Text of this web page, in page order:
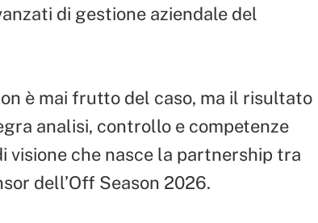
di gestione aziendale del
è mai frutto del caso, ma il risultato
analisi, controllo e competenze
visione che nasce la partnership tra
dell’Off Season 2026.